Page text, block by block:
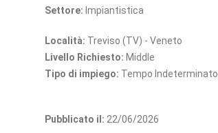
Settore: Impiantistica
Località: Treviso (TV) - Veneto
Livello Richiesto: Middle
Tipo di impiego: Tempo Indeterminato
Pubblicato il: 22/06/2026